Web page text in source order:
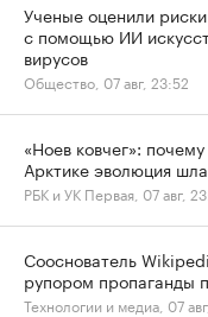
Ученые оценили
с помощью ИИ
вирусов
Общество, 07 авг, 23:52
«Ноев ковчег»:
Арктике эволюция
РБК и УК Первая, 07 авг,
Сооснователь
рупором пропаганды
Технологии и медиа, 07